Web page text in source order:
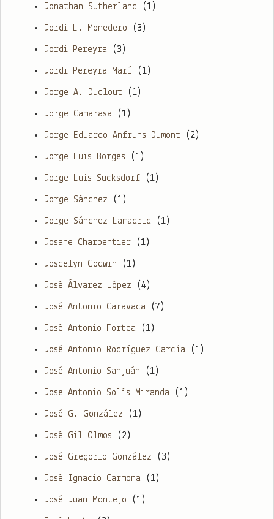
Jonathan Sutherland (1)
Jordi L. Monedero (3)
Jordi Pereyra (3)
Jordi Pereyra Marí (1)
Jorge A. Duclout (1)
Jorge Camarasa (1)
Jorge Eduardo Anfruns Dumont (2)
Jorge Luis Borges (1)
Jorge Luis Sucksdorf (1)
Jorge Sánchez (1)
Jorge Sánchez Lamadrid (1)
Josane Charpentier (1)
Joscelyn Godwin (1)
José Álvarez López (4)
José Antonio Caravaca (7)
José Antonio Fortea (1)
José Antonio Rodríguez García (1)
José Antonio Sanjuán (1)
Jose Antonio Solís Miranda (1)
José G. González (1)
José Gil Olmos (2)
José Gregorio González (3)
José Ignacio Carmona (1)
José Juan Montejo (1)